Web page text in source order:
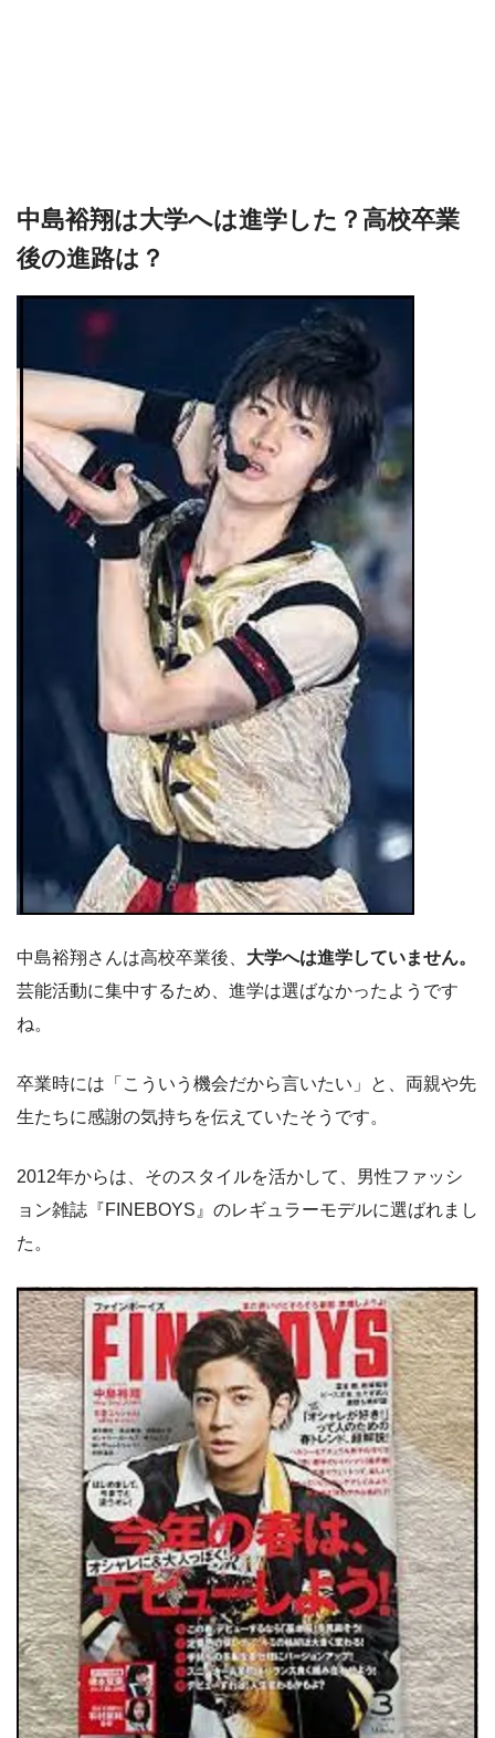
中島裕翔は大学へは進学した？高校卒業
後の進路は？
中島裕翔さんは高校卒業後、 大学へは進学していません。
芸能活動に集中するため、進学は選ばなかったようです
ね。
卒業時には「こういう機会だから言いたい」と、両親や先
生たちに感謝の気持ちを伝えていたそうです。
2012年からは、そのスタイルを活かして、男性ファッシ
ョン雑誌『FINEBOYS』のレギュラーモデルに選ばれまし
た。